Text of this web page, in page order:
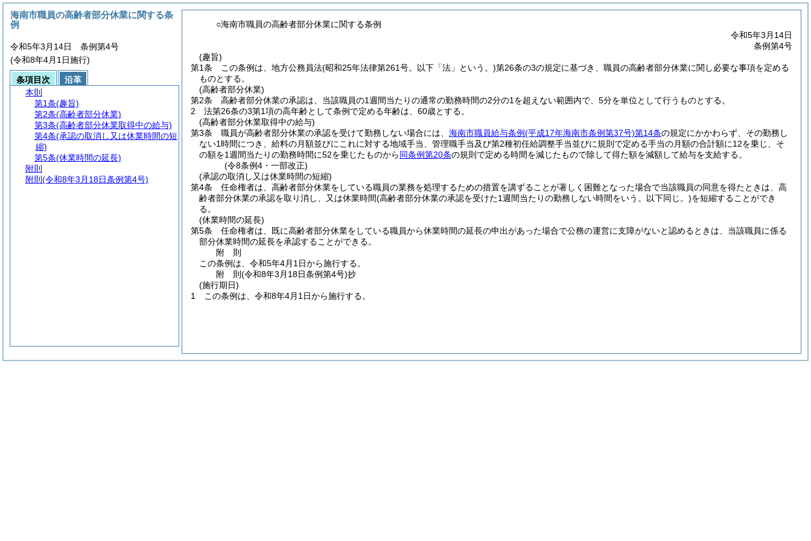
○海南市職員の高齢者部分休業に関する条例
令和5年3月14日
条例第4号
(趣旨)
第1条
この条例は、地方公務員法(昭和25年法律第261号。以下「法」という。)第26条の3の規定に基づき、職員の高齢者部分休業に関し必要な事項を定める
ものとする。
(高齢者部分休業)
第2条
高齢者部分休業の承認は、当該職員の1週間当たりの通常の勤務時間の2分の1を超えない範囲内で、5分を単位として行うものとする。
2
法第26条の3第1項の高年齢として条例で定める年齢は、60歳とする。
(高齢者部分休業取得中の給与)
第3条
職員が高齢者部分休業の承認を受けて勤務しない場合には、 海南市職員給与条例(平成17年海南市条例第37号)第14条の規定にかかわらず、その勤務し
ない1時間につき、給料の月額並びにこれに対する地域手当、管理職手当及び第2種初任給調整手当並びに規則で定める手当の月額の合計額に12を乗じ、そ
の額を1週間当たりの勤務時間に52を乗じたものから同条例第20条の規則で定める時間を減じたもので除して得た額を減額して給与を支給する。
(令8条例4・一部改正)
(承認の取消し又は休業時間の短縮)
第4条
任命権者は、高齢者部分休業をしている職員の業務を処理するための措置を講ずることが著しく困難となった場合で当該職員の同意を得たときは、高
齢者部分休業の承認を取り消し、又は休業時間(高齢者部分休業の承認を受けた1週間当たりの勤務しない時間をいう。以下同じ。)を短縮することができ
る。
(休業時間の延長)
第5条
任命権者は、既に高齢者部分休業をしている職員から休業時間の延長の申出があった場合で公務の運営に支障がないと認めるときは、当該職員に係る
部分休業時間の延長を承認することができる。
附 則
この条例は、令和5年4月1日から施行する。
附 則(令和8年3月18日条例第4号)抄
(施行期日)
1
この条例は、令和8年4月1日から施行する。
海南市職員の高齢者部分休業に関する条
例
令和5年3月14日 条例第4号
(令和8年4月1日施行)
条項目次
沿革
本則
第1条(趣旨)
第2条(高齢者部分休業)
第3条(高齢者部分休業取得中の給与)
第4条(承認の取消し又は休業時間の短
縮)
第5条(休業時間の延長)
附則
附則 (令和8年3月18日条例第4号)